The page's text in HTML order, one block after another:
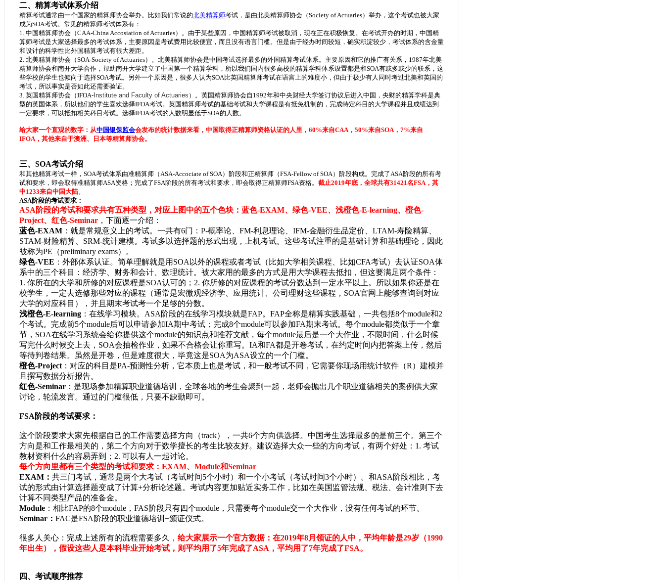
二、精算考试体系介绍
精算考试通常由一个国家的精算师协会举办。比如我们常说的北美精算师考试，是由北美精算师协会（Society of Actuaries）举办，这个考试也被大家
成为SOA考试。常见的精算师考试体系有：
1. 中国精算师协会（CAA-China Accosiation of Actuaries）。由于某些原因，中国精算师考试被取消，现在正在积极恢复。在考试开办的时期，中国精
算师考试是大家选择最多的考试体系，主要原因是考试费用比较便宜，而且没有语言门槛。但是由于经办时间较短，确实积淀较少，考试体系的含金量
和设计的科学性比外国精算考试有很大差距。
2. 北美精算师协会（SOA-Society of Actuaries）。北美精算师协会是中国考试选择最多的外国精算考试体系。主要原因和它的推广有关系，1987年北美
精算师协会和南开大学合作，帮助南开大学建立了中国第一个精算学科，所以我们国内很多高校的精算学科体系设置都是和SOA有或多或少的联系，这
些学校的学生也倾向于选择SOA考试。另外一个原因是，很多人认为SOA比英国精算师考试在语言上的难度小，但由于极少有人同时考过北美和英国的
考试，所以事实是否如此还需要验证。
3. 英国精算师协会（IFOA- Institute and Faculty of Actuaries ）。英国精算师协会自 1992年和中央财经大学签订协议后进入中国，央财的精算学科是典
型的英国体系，所以他们的学生喜欢选择IFOA考试。英国精算师考试的基础考试和大学课程是有抵免机制的，完成特定科目的大学课程并且成绩达到
一定要求，可以抵扣相关科目考试。选择IFOA考试的人数明显低于SOA的人数。
给大家一个直观的数字：从中国银保监会会发布的统计数据来看，中国取得正精算师资格认证的人里， 60%来自CAA，50%来自SOA，7%来自
IFOA，其他来自于澳洲、日本等精算师协会。
三、 SOA考试介绍
和其他精算考试一样， SOA考试体系由准精算师（ASA-Accociate of SOA）阶段和正精算师（FSA-Fellow of SOA）阶段构成。完成了ASA阶段的所有考
试和要求，即会取得准精算师ASA资格；完成了FSA阶段的所有考试和要求，即会取得正精算师FSA资格。 截止2019年底，全球共有31421名FSA，其
中1233来自中国大陆。
ASA阶段的考试要求：
ASA阶段的考试和要求共有五种类型，对应上图中的五个色块：蓝色-EXAM、绿色-VEE、浅橙色-E-learning、橙色-
Project、红色-Seminar ，下面逐一介绍：
蓝色-EXAM ：就是常规意义上的考试。一共有6门：P-概率论、FM-利息理论、IFM-金融衍生品定价、LTAM-寿险精算、
STAM-财险精算、SRM-统计建模。考试多以选择题的形式出现，上机考试。这些考试注重的是基础计算和基础理论，因此
被称为PE（preliminary exams）。
绿色-VEE ：外部体系认证。简单理解就是用SOA以外的课程或者考试（比如大学相关课程、比如CFA考试）去认证SOA体
系中的三个科目：经济学、财务和会计、数理统计。被大家用的最多的方式是用大学课程去抵扣，但这要满足两个条件：
1. 你所在的大学和所修的对应课程是SOA认可的；2. 你所修的对应课程的考试分数达到一定水平以上。所以如果你还是在
校学生，一定去选修那些对应的课程（通常是宏微观经济学、应用统计、公司理财这些课程，SOA官网上能够查询到对应
大学的对应科目），并且期末考试考一个足够的分数。
浅橙色-E-learning ：在线学习模块。ASA阶段的在线学习模块就是FAP。FAP全称是精算实践基础，一共包括8个module和2
个考试。完成前5个module后可以申请参加IA期中考试；完成8个module可以参加FA期末考试。每个module都类似于一个章
节，SOA在线学习系统会给你提供这个module的知识点和推荐文献，每个module最后是一个大作业，不限时间，什么时候
写完什么时候交上去，SOA会抽检作业，如果不合格会让你重写。IA和FA都是开卷考试，在约定时间内把答案上传，然后
等待判卷结果。虽然是开卷，但是难度很大，毕竟这是SOA为ASA设立的一个门槛。
橙色-Project ：对应的科目是PA-预测性分析，它本质上也是考试，和一般考试不同，它需要你现场用统计软件（R）建模并
且撰写数据分析报告。
红色-Seminar ：是现场参加精算职业道德培训，全球各地的考生会聚到一起，老师会抛出几个职业道德相关的案例供大家
讨论，轮流发言。通过的门槛很低，只要不缺勤即可。
FSA阶段的考试要求：
这个阶段要求大家先根据自己的工作需要选择方向（track），一共6个方向供选择。中国考生选择最多的是前三个。第三个
方向是和工作最相关的，第二个方向对于数学擅长的考生比较友好。建议选择大众一些的方向考试，有两个好处：1. 考试
教材资料什么的容易弄到；2. 可以有人一起讨论。
每个方向里都有三个类型的考试和要求： EXAM、Module和Seminar
EXAM： 共三门考试，通常是两个大考试（考试时间5个小时）和一个小考试（考试时间3个小时）。和ASA阶段相比，考
试的形式由计算选择题变成了计算+分析论述题。考试内容更加贴近实务工作，比如在美国监管法规、税法、会计准则下去
计算不同类型产品的准备金。
Module ：相比FAP的8个module，FAS阶段只有四个module，只需要每个module交一个大作业，没有任何考试的环节。
Seminar： FAC是FSA阶段的职业道德培训+颁证仪式。
很多人关心：完成上述所有的流程需要多久， 给大家展示一个官方数据：在2019年8月领证的人中，平均年龄是29岁（1990
年出生），假设这些人是本科毕业开始考试，则平均用了5年完成了ASA，平均用了7年完成了FSA。
四、考试顺序推荐